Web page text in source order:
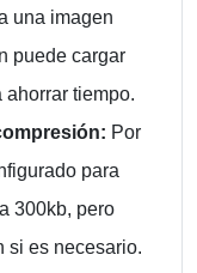
una imagen
puede cargar
tiempo.
Por
para
300kb, pero
si es necesario.